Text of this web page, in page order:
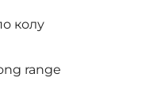
колу
range